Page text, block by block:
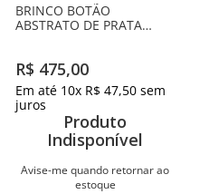
BRINCO BOTÃO
ABSTRATO DE PRATA
R$ 475,00
Em até 10x R$ 47,50 sem
juros
Produto
Indisponível
Avise-me quando retornar ao
estoque